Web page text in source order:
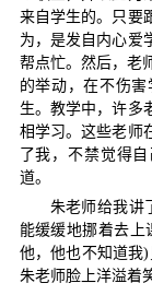
来自学生的。只要
为，是发自内心爱
帮点忙。然后，老
的举动，在不伤
生。教学中，许多
相学习。这些老师
了我，不禁觉得
道。
朱老师给我讲
能缓缓地挪着去上
他，他也不知道我)
朱老师脸上洋溢着